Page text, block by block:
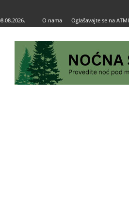
O nama Oglašavajte se na ATMI